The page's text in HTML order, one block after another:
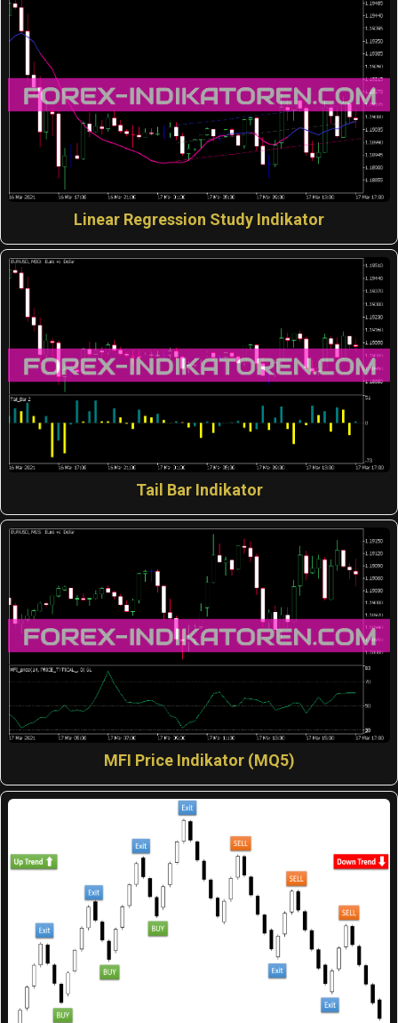
Linear Regression Study Indikator
Tail Bar Indikator
MFI Price Indikator (MQ5)